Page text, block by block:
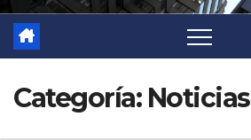
Categoría: Noticias